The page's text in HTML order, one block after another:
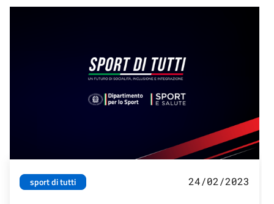
sport di tutti 24/02/2023